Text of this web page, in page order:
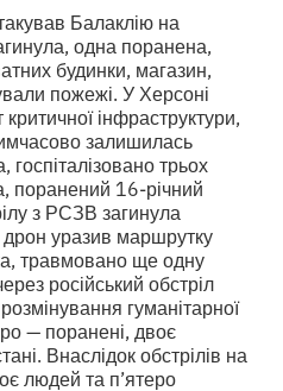
Балаклію на
одна поранена,
будинки, магазин,
пожежі. У Херсоні
інфраструктури,
залишилась
госпіталізовано трьох
поранений 16-річний
з РСЗВ загинула
уразив маршрутку
травмовано ще одну
російський обстріл
гуманітарної
— поранені, двоє
Внаслідок обстрілів на
людей та п’ятеро